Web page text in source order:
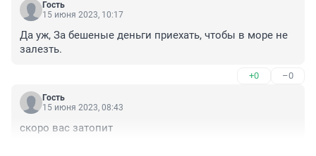
Гость
15 июня 2023, 10:17
Да уж, За бешеные деньги приехать, чтобы в море не
залезть.
+0 –0
Гость
15 июня 2023, 08:43
скоро вас затопит